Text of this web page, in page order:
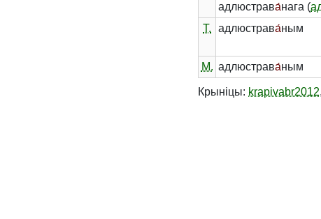
адлюстрава́нага (
Т.
адлюстрава́ным
М. адлюстрава́ным
Крыніцы: krapivabr2012,